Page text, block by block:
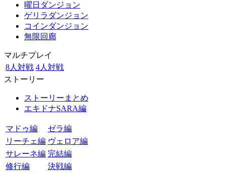
曜日ダンジョン
ゲリラダンジョン
コインダンジョン
無限回廊
マルチプレイ
8人対戦 4人対戦
ストーリー
ストーリーまとめ
エキドナSARA編
マドゥ編
ゼラ編
リーチェ編 ヴェロア編
サレーネ編 完結編
修行編
決戦編